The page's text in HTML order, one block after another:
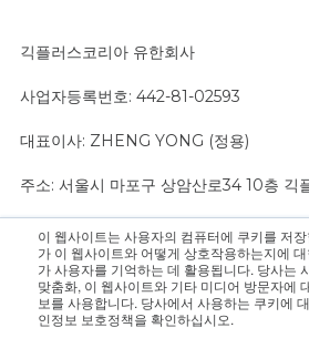
이 웹사이트는 사용자의 컴퓨터에 쿠키를 저
가 이 웹사이트와 어떻게 상호작용하는지에
가 사용자를 기억하는 데 활용됩니다. 당사는
맞춤화, 이 웹사이트와 기타 미디어 방문자에
보를 사용합니다. 당사에서 사용하는 쿠키에
인정보 보호정책을 확인하십시오.
긱플러스코리아 유한회사
사업자등록번호: 442-81-02593
대표이사: ZHENG YONG (정용)
주소: 서울시 마포구 상암산로34 10층 긱
문의 사항은 영업팀으로 연락 주십시오.:
보 관련 문의는 홍보팀으로 연락 바랍니다.:
Copyright © 2026 Geekplus Technology